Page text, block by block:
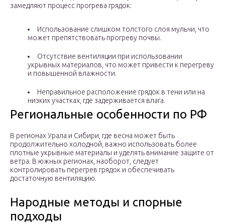
замедляют процесс прогрева грядок:
Использование слишком толстого слоя мульчи, что
может препятствовать прогреву почвы.
Отсутствие вентиляции при использовании
укрывных материалов, что может привести к перегреву
и повышенной влажности.
Неправильное расположение грядок в тени или на
низких участках, где задерживается влага.
Региональные особенности по РФ
В регионах Урала и Сибири, где весна может быть
продолжительно холодной, важно использовать более
плотные укрывные материалы и уделять внимание защите от
ветра. В южных регионах, наоборот, следует
контролировать перегрев грядок и обеспечивать
достаточную вентиляцию.
Народные методы и спорные
подходы